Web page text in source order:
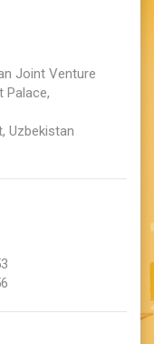
Joint Venture
Palace,
Uzbekistan